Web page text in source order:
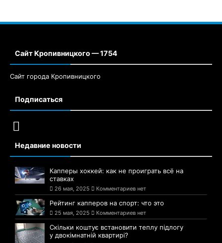
Сайт Кропивницкого — 1754
Сайт города Кропивницкого
Подписаться
Недавние новости
Капперы хоккей: как не проиграть всё на
ставках
26 мая, 2025 Комментариев нет
Рейтинг капперов на спорт: что это
25 мая, 2025 Комментариев нет
Скільки коштує встановити теплу підлогу
у двокімнатній квартирі?